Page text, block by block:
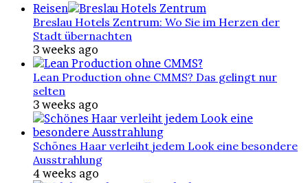
Reisen
Breslau Hotels Zentrum: Wo Sie im Herzen der
Stadt übernachten
3 weeks ago
Lean Production ohne CMMS? Das gelingt nur
selten
3 weeks ago
Schönes Haar verleiht jedem Look eine besondere
Ausstrahlung
4 weeks ago